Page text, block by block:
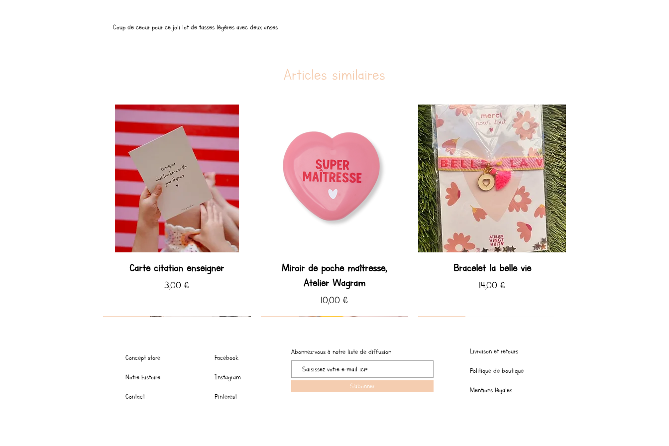
Coup de ceour pour ce joli lot de tasses légères avec deux anses
Articles similaires
Carte citation enseigner
Prix
3,00 €
Miroir de poche maîtresse,
Atelier Wagram
Prix
10,00 €
Bracelet la belle vie
Prix
14,00 €
Concept store
Notre histoire
Contact
Facebook
Instagram
Pinterest
Abonnez-vous à notre liste de diffusion
S'abonner
Livraison et retours
Politique de boutique
Mentions légales